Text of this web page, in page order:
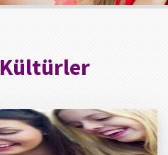
Kültürler